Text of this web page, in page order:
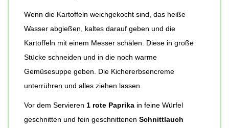
Wenn die Kartoffeln weichgekocht sind, das heiße
Wasser abgießen, kaltes darauf geben und die
Kartoffeln mit einem Messer schälen. Diese in große
Stücke schneiden und in die noch warme
Gemüsesuppe geben. Die Kichererbsencreme
unterrühren und alles ziehen lassen.
Vor dem Servieren 1 rote Paprika in feine Würfel
geschnitten und fein geschnittenen Schnittlauch